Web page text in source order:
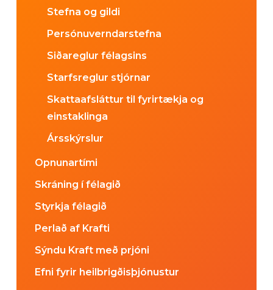
Stefna og gildi
Persónuverndarstefna
Siðareglur félagsins
Starfsreglur stjórnar
Skattaafsláttur til fyrirtækja og
einstaklinga
Ársskýrslur
Opnunartími
Skráning í félagið
Styrkja félagið
Perlað af Krafti
Sýndu Kraft með prjóni
Efni fyrir heilbrigðisþjónustur